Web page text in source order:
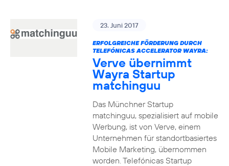
23. Juni 2017
ERFOLGREICHE FÖRDERUNG DURCH
TELEFÓNICAS ACCELERATOR WAYRA:
Verve übernimmt
Wayra Startup
matchinguu
Das Münchner Startup
matchinguu, spezialisiert auf mobile
Werbung, ist von Verve, einem
Unternehmen für standortbasiertes
Mobile Marketing, übernommen
worden. Telefónicas Startup